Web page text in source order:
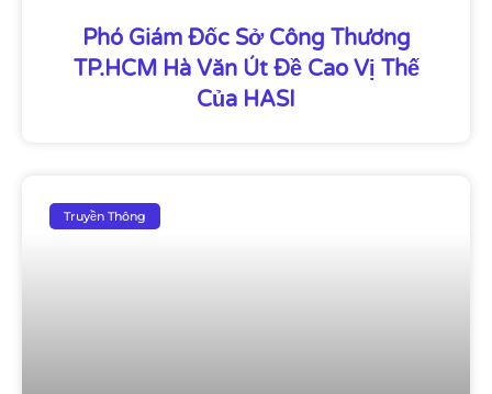
Phó Giám Đốc Sở Công Thương
TP.HCM Hà Văn Út Đề Cao Vị Thế
Của HASI
Truyền Thông